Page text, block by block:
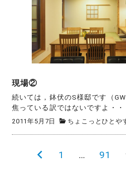
現場②
続いては，鉢伏のS様邸です（
焦っている訳ではないですよ・
2011年5月7日 ちょこっとひとや
前1 … 91